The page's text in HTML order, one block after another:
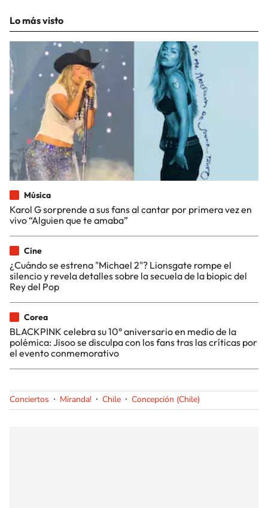
Lo más visto
Música
Karol G sorprende a sus fans al cantar por primera vez en
vivo “Alguien que te amaba”
Cine
¿Cuándo se estrena "Michael 2"? Lionsgate rompe el
silencio y revela detalles sobre la secuela de la biopic del
Rey del Pop
Corea
BLACKPINK celebra su 10° aniversario en medio de la
polémica: Jisoo se disculpa con los fans tras las críticas por
el evento conmemorativo
Conciertos Miranda! Chile Concepción (Chile)